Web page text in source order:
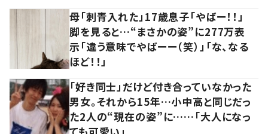
母「刺青入れた」17歳息子「やばー！！」
脚を見ると…“まさかの姿”に277万表
示「違う意味でやばーー（笑）」「な、なる
ほど！！」
「好き同士」だけど付き合っていなかった
男女。それから15年…小中高と同じだっ
た2人の“現在の姿”に……「大人になっ